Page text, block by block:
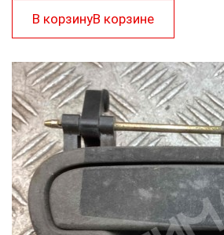
В корзинуВ корзине